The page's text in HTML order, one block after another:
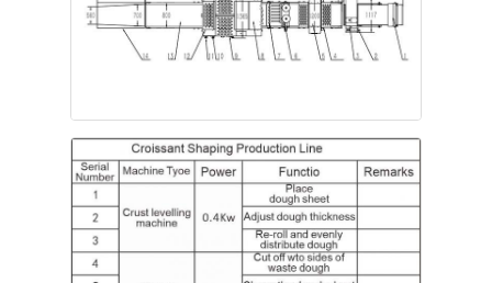
বাড়ি
পণ্য
আমাদের সম্বন্ধে